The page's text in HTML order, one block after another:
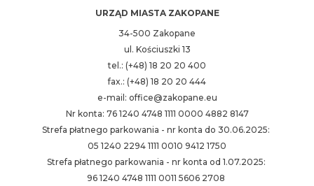
URZĄD MIASTA ZAKOPANE
34-500 Zakopane
ul. Kościuszki 13
tel.: (+48) 18 20 20 400
fax.: (+48) 18 20 20 444
e-mail: office@zakopane.eu
Nr konta: 76 1240 4748 1111 0000 4882 8147
Strefa płatnego parkowania - nr konta do 30.06.2025:
05 1240 2294 1111 0010 9412 1750
Strefa płatnego parkowania - nr konta od 1.07.2025:
96 1240 4748 1111 0011 5606 2708